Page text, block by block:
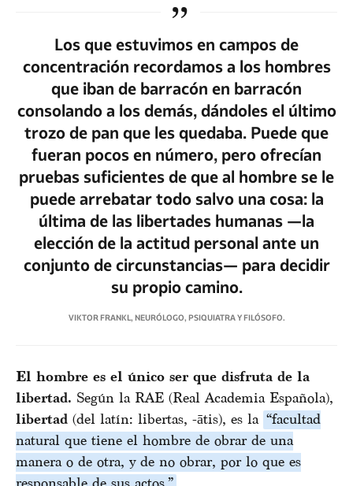
Los que estuvimos en campos de
concentración recordamos a los hombres
que iban de barracón en barracón
consolando a los demás, dándoles el último
trozo de pan que les quedaba. Puede que
fueran pocos en número, pero ofrecían
pruebas suficientes de que al hombre se le
puede arrebatar todo salvo una cosa: la
última de las libertades humanas —la
elección de la actitud personal ante un
conjunto de circunstancias— para decidir
su propio camino.
VIKTOR FRANKL, NEURÓLOGO, PSIQUIATRA Y FILÓSOFO.
El hombre es el único ser que disfruta de la
libertad. Según la RAE (Real Academia Española),
libertad (del latín: libertas, -ātis), es la “facultad
natural que tiene el hombre de obrar de una
manera o de otra, y de no obrar, por lo que es